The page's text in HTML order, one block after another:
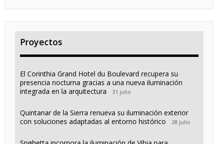
Proyectos
El Corinthia Grand Hotel du Boulevard recupera su
presencia nocturna gracias a una nueva iluminación
integrada en la arquitectura
31 julio
Quintanar de la Sierra renueva su iluminación exterior
con soluciones adaptadas al entorno histórico
28 julio